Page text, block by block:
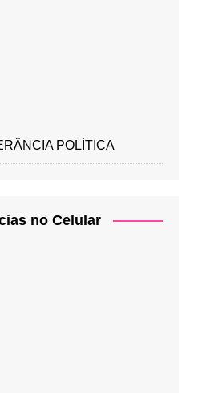
POLÍTICA
no Celular